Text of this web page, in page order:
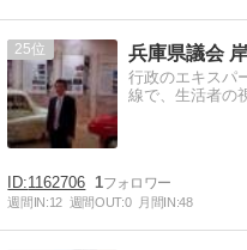
25 兵庫県議会
行政のエキスパ
線で、生活者の
1162706 1
週間IN:12 週間OUT:0 月間IN:48